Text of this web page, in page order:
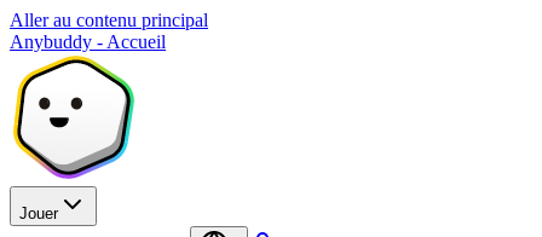
Aller au contenu principal
Anybuddy - Accueil
Jouer